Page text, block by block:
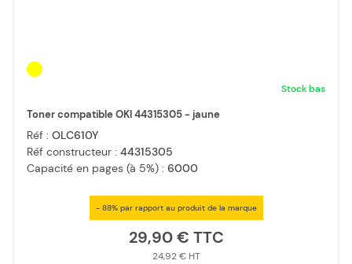
Stock bas
Toner compatible OKI 44315305 - jaune
Réf : OLC610Y
Réf constructeur : 44315305
Capacité en pages (à 5%) : 6000
- 88% par rapport au produit de la marque
29,90 €
24,92 €